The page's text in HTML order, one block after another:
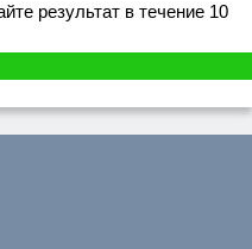
результат в течение 10